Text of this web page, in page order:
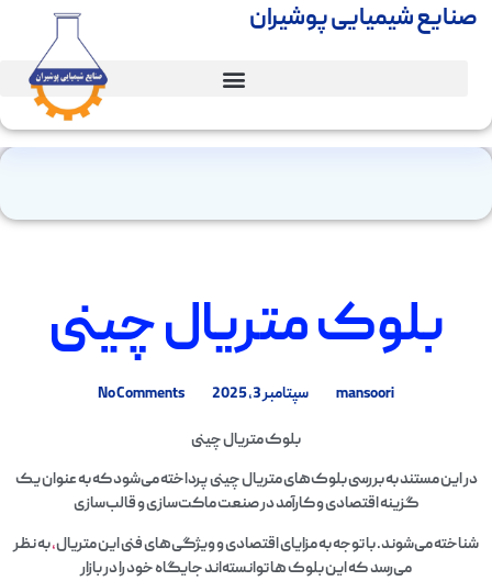
صنایع شیمیایی پوشیران
بلوک متریال چینی
mansoori سپتامبر 3, 2025 No Comments
بلوک متریال چینی
در این مستند به بررسی بلوک‌های متریال چینی پرداخته می‌شود که به عنوان یک
گزینه اقتصادی و کارآمد در صنعت ماکت‌سازی و قالب‌سازی
شناخته می‌شوند. با توجه به مزایای اقتصادی و ویژگی‌های فنی این متریال،به نظر
می‌رسد که این بلوک‌ ها توانسته‌اند جایگاه خود را در بازار